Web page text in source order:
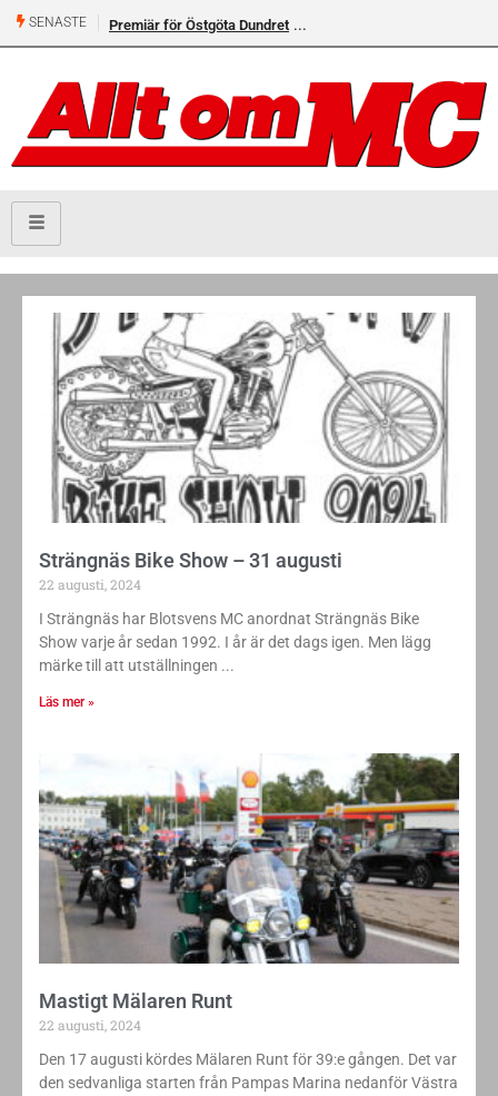
SENASTE Premiär för Östgöta Dundret
Strängnäs Bike Show – 31 augusti
22 augusti, 2024
I Strängnäs har Blotsvens MC anordnat Strängnäs Bike
Show varje år sedan 1992. I år är det dags igen. Men lägg
märke till att utställningen
Läs mer »
Mastigt Mälaren Runt
22 augusti, 2024
Den 17 augusti kördes Mälaren Runt för 39:e gången. Det var
den sedvanliga starten från Pampas Marina nedanför Västra